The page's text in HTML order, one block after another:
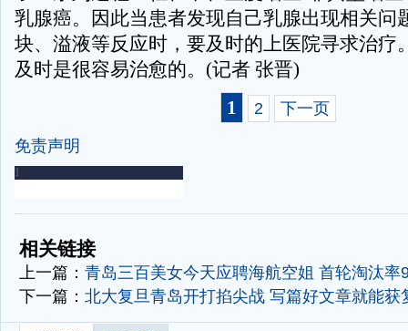
乳腺癌。因此当患者发现自己乳腺出现相关问
块、溢液等反应时，要及时的上医院寻求治疗
及时是很容易治愈的。(记者 张晋)
1
2 下一页
免责声明
-
相关链接
上一篇： 青岛三百美女今天应聘海航空姐 首轮淘汰率
下一篇： 北大复旦青岛开打掐尖战 写篇好文章就能获